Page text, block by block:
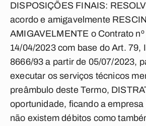
DISPOSIÇÕES FINAIS:
acordo e amigavelmente
AMIGAVELMENTE o Contrato
14/04/2023 com base do Art. 79,
8666/93 a partir de 05/07/2023,
executar os serviços técnicos
preâmbulo deste Termo,
oportunidade, ficando a empresa
não existem débitos como